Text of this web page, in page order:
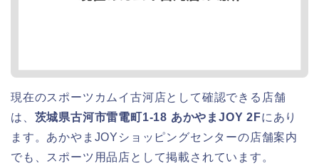
現在のスポーツカムイ古河店として確認できる店舗
は、 茨城県古河市雷電町1-18 あかやまJOY 2Fにあり
ます。あかやまJOYショッピングセンターの店舗案内
でも、スポーツ用品店として掲載されています。